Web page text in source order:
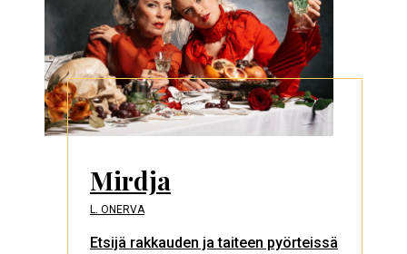
Mirdja
L. ONERVA
Etsijä rakkauden ja taiteen pyörteissä